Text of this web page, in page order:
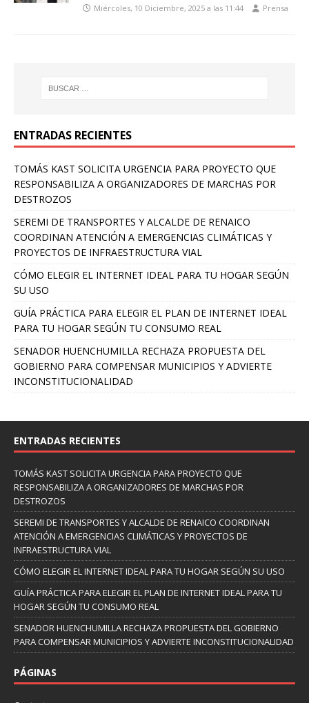
Miércoles, 10 Diciembre, 2025 a las 11:44 Prensa
ENTRADAS RECIENTES
TOMÁS KAST SOLICITA URGENCIA PARA PROYECTO QUE
RESPONSABILIZA A ORGANIZADORES DE MARCHAS POR
DESTROZOS
SEREMI DE TRANSPORTES Y ALCALDE DE RENAICO
COORDINAN ATENCIÓN A EMERGENCIAS CLIMÁTICAS Y
PROYECTOS DE INFRAESTRUCTURA VIAL
CÓMO ELEGIR EL INTERNET IDEAL PARA TU HOGAR SEGÚN
SU USO
GUÍA PRÁCTICA PARA ELEGIR EL PLAN DE INTERNET IDEAL
PARA TU HOGAR SEGÚN TU CONSUMO REAL
SENADOR HUENCHUMILLA RECHAZA PROPUESTA DEL
GOBIERNO PARA COMPENSAR MUNICIPIOS Y ADVIERTE
INCONSTITUCIONALIDAD
ENTRADAS RECIENTES
TOMÁS KAST SOLICITA URGENCIA PARA PROYECTO QUE
RESPONSABILIZA A ORGANIZADORES DE MARCHAS POR
DESTROZOS
SEREMI DE TRANSPORTES Y ALCALDE DE RENAICO COORDINAN
ATENCIÓN A EMERGENCIAS CLIMÁTICAS Y PROYECTOS DE
INFRAESTRUCTURA VIAL
CÓMO ELEGIR EL INTERNET IDEAL PARA TU HOGAR SEGÚN SU USO
GUÍA PRÁCTICA PARA ELEGIR EL PLAN DE INTERNET IDEAL PARA TU
HOGAR SEGÚN TU CONSUMO REAL
SENADOR HUENCHUMILLA RECHAZA PROPUESTA DEL GOBIERNO
PARA COMPENSAR MUNICIPIOS Y ADVIERTE INCONSTITUCIONALIDAD
PÁGINAS